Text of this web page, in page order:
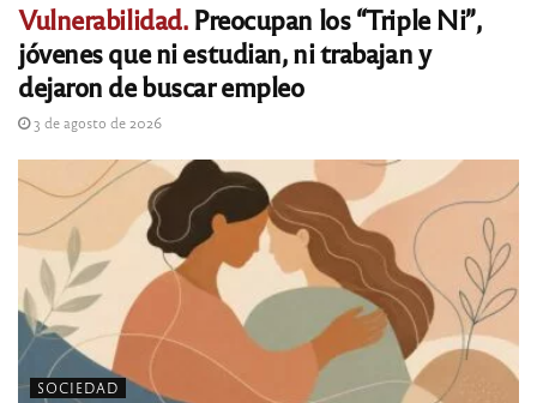
Vulnerabilidad.Preocupan los “Triple Ni”,
jóvenes que ni estudian, ni trabajan y
dejaron de buscar empleo
3 de agosto de 2026
SOCIEDAD